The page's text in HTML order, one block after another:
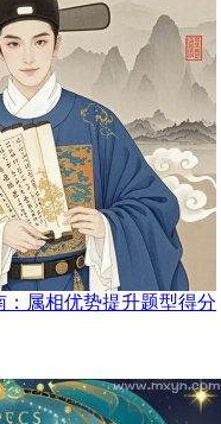
属相优势提升题型得分